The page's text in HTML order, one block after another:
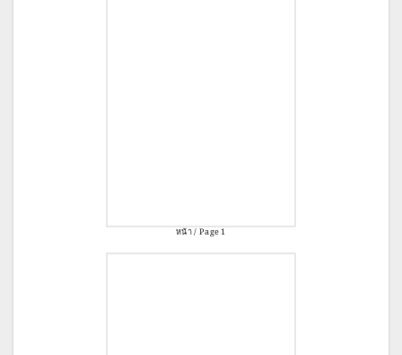
หน้า / Page 1